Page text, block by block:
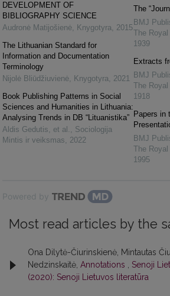
DEVELOPMENT OF
BIBLIOGRAPHY SCIENCE
Audronė Matijošienė, Knygotyra, 2015
The Lithuanian Standard for
Information and Documentation
Terminology
Nijolė Bliūdžiuvienė, Knygotyra, 2021
Book Publishing Patterns in Social
Sciences and Humanities in Lithuania:
Analysing Trends in DB “Lituanistika”
Aldis Gedutis, et al. , Sociologija
Mintis ir veiksmas, 2022
The
BMJ
The
1939
Extracts
BMJ
The
1918
Papers in
BMJ
The
1995
Powered by
Most read articles by the
Ona Dilytė-Čiurinskienė, Mintautas
Nedzinskaitė, Annotations , Senoji
(2020): Senoji Lietuvos literatūra